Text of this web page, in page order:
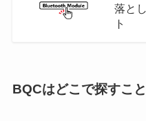
落と
ト
BQCはどこで探すこ